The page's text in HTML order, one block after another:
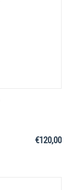
€120,00